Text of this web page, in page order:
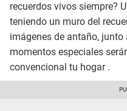
recuerdos vivos siempre?
teniendo un muro del
imágenes de antaño, junto
momentos especiales
convencional tu hogar .